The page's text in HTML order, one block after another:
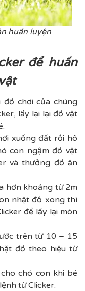
huấn luyện
để huấn
chơi của chúng
lấy lại lại đồ vật
xuống đất rồi hô
con ngậm đồ vật
và thưởng đồ ăn
hơn khoảng từ 2m
nhặt đồ xong thì
để lấy lại món
trên từ 10 – 15
đồ theo hiệu từ
chó con khi bé
từ Clicker.